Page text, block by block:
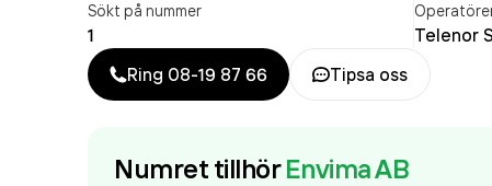
Sökt på nummer
1 Telenor
Ring 08-19 87 66 Tipsa oss
Numret tillhör Envima AB